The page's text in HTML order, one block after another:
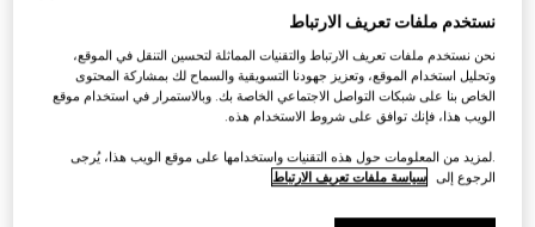
ربطة من تويل الحرير مزيّن بطبعات
تنويعاتأخضر ومتعدد الألوان
نستخدم ملفات تعريف الارتباط
نحن نستخدم ملفات تعريف الارتباط والتقنيات المماثلة لتحسين التنقل في الموقع،
وتحليل استخدام الموقع، وتعزيز جهودنا التسويقية والسماح لك بمشاركة المحتوى
الخاص بنا على شبكات التواصل الاجتماعي الخاصة بك. وبالاستمرار في استخدام موقع
الويب هذا، فإنك توافق على شروط الاستخدام هذه.
.لمزيد من المعلومات حول هذه التقنيات واستخدامها على موقع الويب هذا، يُرجى
الرجوع إلى سياسة ملفات تعريف الارتباط